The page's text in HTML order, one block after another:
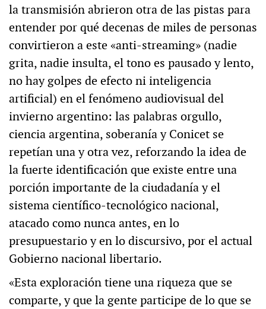
la transmisión abrieron otra de las pistas para
entender por qué decenas de miles de personas
convirtieron a este «anti-streaming» (nadie
grita, nadie insulta, el tono es pausado y lento,
no hay golpes de efecto ni inteligencia
artificial) en el fenómeno audiovisual del
invierno argentino: las palabras orgullo,
ciencia argentina, soberanía y Conicet se
repetían una y otra vez, reforzando la idea de
la fuerte identificación que existe entre una
porción importante de la ciudadanía y el
sistema científico-tecnológico nacional,
atacado como nunca antes, en lo
presupuestario y en lo discursivo, por el actual
Gobierno nacional libertario.
«Esta exploración tiene una riqueza que se
comparte, y que la gente participe de lo que se